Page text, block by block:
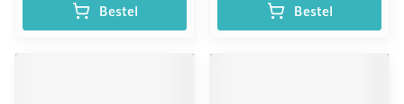
Bestel Bestel